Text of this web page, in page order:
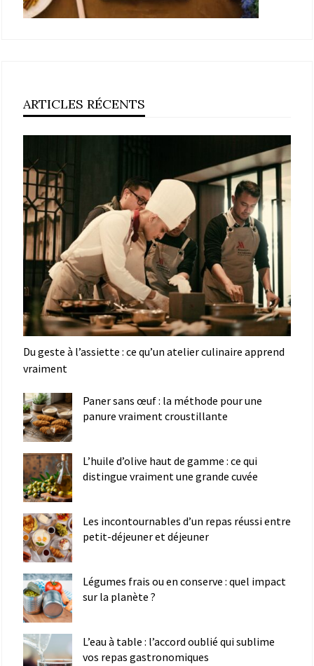
ARTICLES RÉCENTS
Du geste à l’assiette : ce qu’un atelier culinaire apprend
vraiment
Paner sans œuf : la méthode pour une
panure vraiment croustillante
L’huile d’olive haut de gamme : ce qui
distingue vraiment une grande cuvée
Les incontournables d’un repas réussi entre
petit-déjeuner et déjeuner
Légumes frais ou en conserve : quel impact
sur la planète ?
L’eau à table : l’accord oublié qui sublime
vos repas gastronomiques